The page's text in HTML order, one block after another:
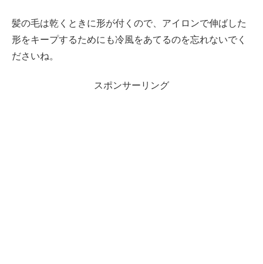
髪の毛は乾くときに形が付くので、アイロンで伸ばした
形をキープするためにも冷風をあてるのを忘れないでく
ださいね。
スポンサーリング